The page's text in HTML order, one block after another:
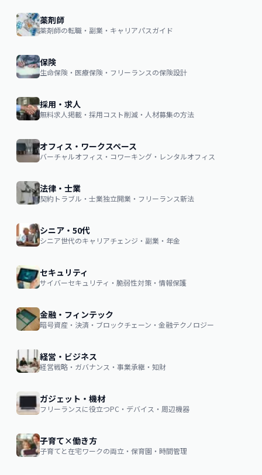
薬剤師
薬剤師の転職・副業・キャリアパスガイド
保険
生命保険・医療保険・フリーランスの保険設計
採用・求人
無料求人掲載・採用コスト削減・人材募集の方法
オフィス・ワークスペース
バーチャルオフィス・コワーキング・レンタルオフィス
法律・士業
契約トラブル・士業独立開業・フリーランス新法
シニア・50代
シニア世代のキャリアチェンジ・副業・年金
セキュリティ
サイバーセキュリティ・脆弱性対策・情報保護
金融・フィンテック
暗号資産・決済・ブロックチェーン・金融テクノロジー
経営・ビジネス
経営戦略・ガバナンス・事業承継・知財
ガジェット・機材
フリーランスに役立つPC・デバイス・周辺機器
子育て×働き方
子育てと在宅ワークの両立・保育園・時間管理